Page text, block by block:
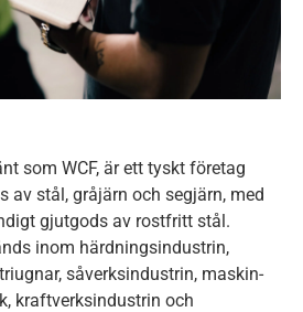
som WCF, är ett tyskt företag
av stål, gråjärn och segjärn, med
gjutgods av rostfritt stål.
inom härdningsindustrin,
såverksindustrin, maskin-
kraftverksindustrin och